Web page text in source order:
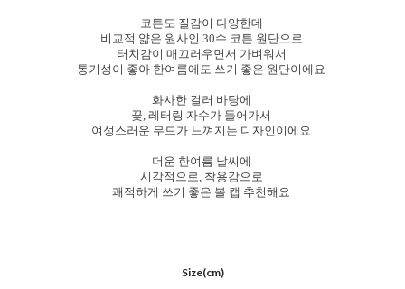
코튼도 질감이 다양한데
비교적 얇은 원사인 30수 코튼 원단으로
터치감이 매끄러우면서 가벼워서
통기성이 좋아 한여름에도 쓰기 좋은 원단이에요
화사한 컬러 바탕에
꽃, 레터링 자수가 들어가서
여성스러운 무드가 느껴지는 디자인이에요
더운 한여름 날씨에
시각적으로, 착용감으로
쾌적하게 쓰기 좋은 볼 캡 추천해요
Size(cm)